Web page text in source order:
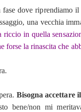
dove riprendiamo
una vecchia
riccio in quella
forse la rinascita che
Bisogna accettare
bene/non mi